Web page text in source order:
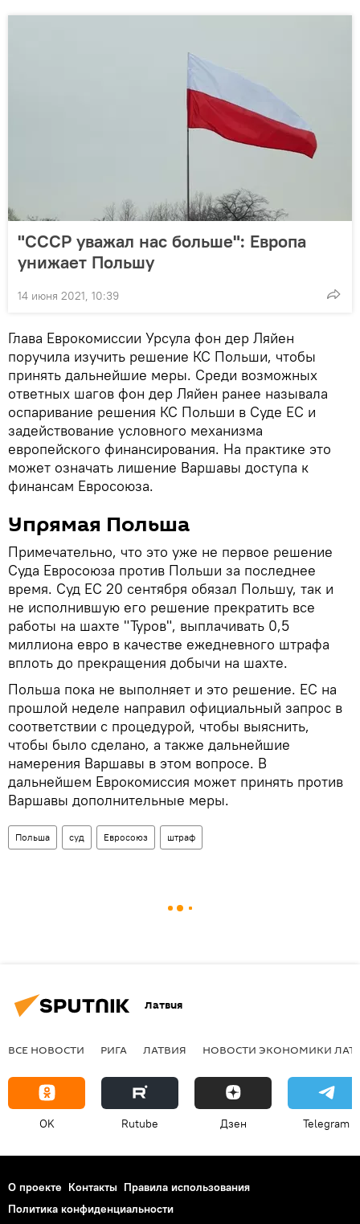
"СССР уважал нас больше": Европа
унижает Польшу
14 июня 2021, 10:39
Глава Еврокомиссии Урсула фон дер Ляйен
поручила изучить решение КС Польши, чтобы
принять дальнейшие меры. Среди возможных
ответных шагов фон дер Ляйен ранее называла
оспаривание решения КС Польши в Суде ЕС и
задействование условного механизма
европейского финансирования. На практике это
может означать лишение Варшавы доступа к
финансам Евросоюза.
Упрямая Польша
Примечательно, что это уже не первое решение
Суда Евросоюза против Польши за последнее
время. Суд ЕС 20 сентября обязал Польшу, так и
не исполнившую его решение прекратить все
работы на шахте "Туров", выплачивать 0,5
миллиона евро в качестве ежедневного штрафа
вплоть до прекращения добычи на шахте.
Польша пока не выполняет и это решение. ЕС на
прошлой неделе направил официальный запрос в
соответствии с процедурой, чтобы выяснить,
чтобы было сделано, а также дальнейшие
намерения Варшавы в этом вопросе. В
дальнейшем Еврокомиссия может принять против
Варшавы дополнительные меры.
Польша суд Евросоюз штраф
Латвия
ВСЕ НОВОСТИ РИГА ЛАТВИЯ НОВОСТИ ЭКОНОМИКИ
OK Rutube Дзен Telegram
О проекте Контакты Правила использования
Политика конфиденциальности